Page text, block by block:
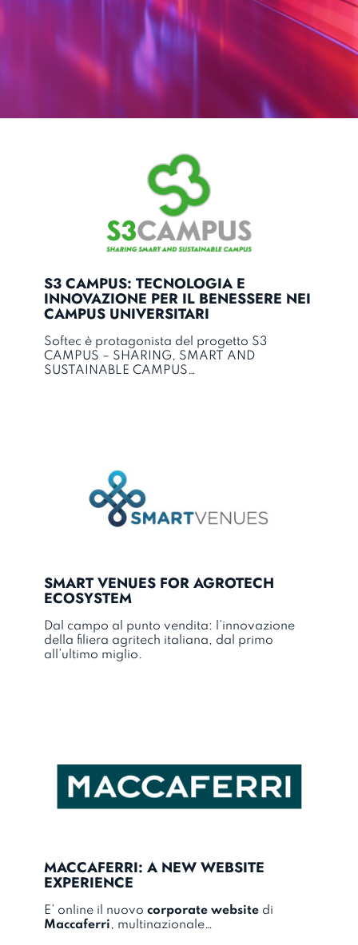
S3 CAMPUS: TECNOLOGIA E
INNOVAZIONE PER IL BENESSERE NEI
CAMPUS UNIVERSITARI
Softec è protagonista del progetto S3
CAMPUS – SHARING, SMART AND
SUSTAINABLE CAMPUS…
SMART VENUES FOR AGROTECH
ECOSYSTEM
Dal campo al punto vendita: l’innovazione
della filiera agritech italiana, dal primo
all’ultimo miglio.
MACCAFERRI: A NEW WEBSITE
EXPERIENCE
E’ online il nuovo corporate website di
Maccaferri, multinazionale…